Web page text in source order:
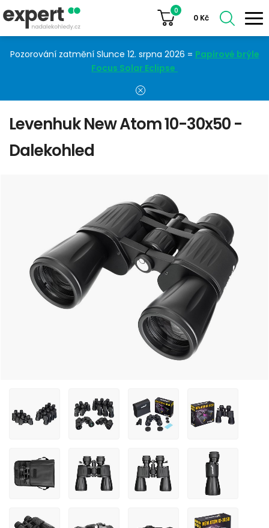
Pozorování zatmění Slunce 12. srpna 2026 = Papírové brýle
Focus Solar Eclipse
0
0 Kč
Levenhuk New Atom 10-30x50 -
Dalekohled